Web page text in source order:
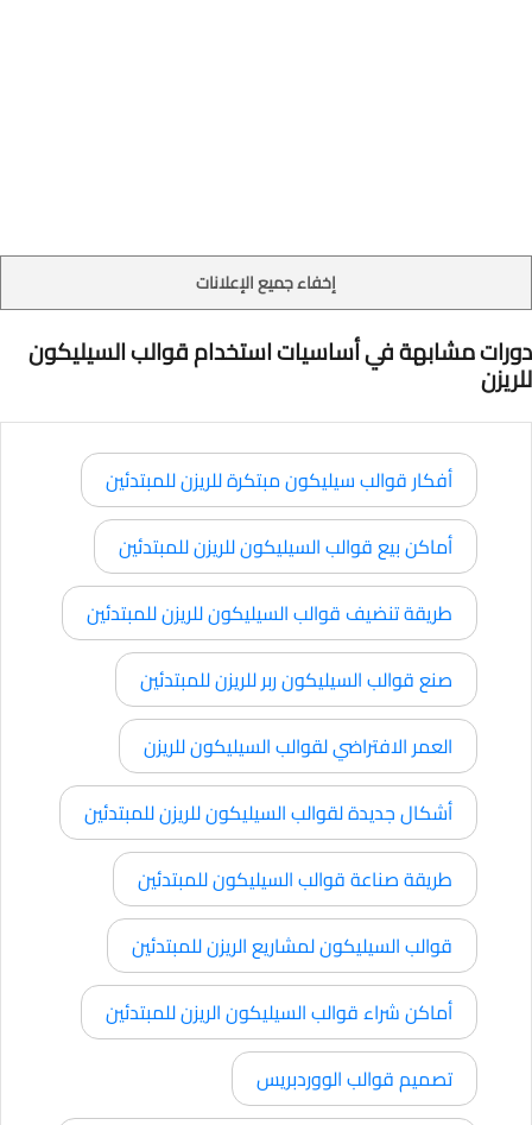
إخفاء جميع الإعلانات
دورات مشابهة في أساسيات استخدام قوالب السيليكون
للريزن
أفكار قوالب سيليكون مبتكرة للريزن للمبتدئين
أماكن بيع قوالب السيليكون للريزن للمبتدئين
طريقة تنضيف قوالب السيليكون للريزن للمبتدئين
صنع قوالب السيليكون ربر للريزن للمبتدئين
العمر الافتراضي لقوالب السيليكون للريزن
أشكال جديدة لقوالب السيليكون للريزن للمبتدئين
طريقة صناعة قوالب السيليكون للمبتدئين
قوالب السيليكون لمشاريع الريزن للمبتدئين
أماكن شراء قوالب السيليكون الريزن للمبتدئين
تصميم قوالب الووردبريس